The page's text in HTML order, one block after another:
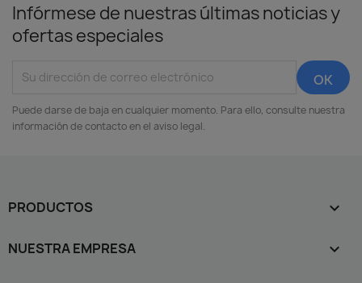
Infórmese de nuestras últimas noticias y
ofertas especiales
Puede darse de baja en cualquier momento. Para ello, consulte nuestra
información de contacto en el aviso legal.
PRODUCTOS 
NUESTRA EMPRESA 